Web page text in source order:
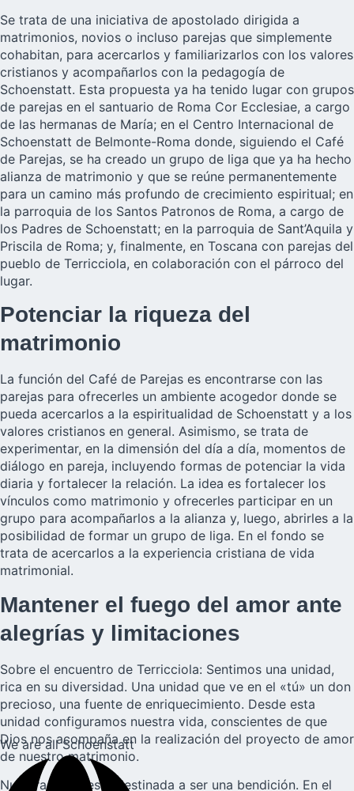
Se trata de una iniciativa de apostolado dirigida a
matrimonios, novios o incluso parejas que simplemente
cohabitan, para acercarlos y familiarizarlos con los valores
cristianos y acompañarlos con la pedagogía de
Schoenstatt. Esta propuesta ya ha tenido lugar con grupos
de parejas en el santuario de Roma Cor Ecclesiae, a cargo
de las hermanas de María; en el Centro Internacional de
Schoenstatt de Belmonte-Roma donde, siguiendo el Café
de Parejas, se ha creado un grupo de liga que ya ha hecho
alianza de matrimonio y que se reúne permanentemente
para un camino más profundo de crecimiento espiritual; en
la parroquia de los Santos Patronos de Roma, a cargo de
los Padres de Schoenstatt; en la parroquia de Sant’Aquila y
Priscila de Roma; y, finalmente, en Toscana con parejas del
pueblo de Terricciola, en colaboración con el párroco del
lugar.
Potenciar la riqueza del
matrimonio
La función del Café de Parejas es encontrarse con las
parejas para ofrecerles un ambiente acogedor donde se
pueda acercarlos a la espiritualidad de Schoenstatt y a los
valores cristianos en general. Asimismo, se trata de
experimentar, en la dimensión del día a día, momentos de
diálogo en pareja, incluyendo formas de potenciar la vida
diaria y fortalecer la relación. La idea es fortalecer los
vínculos como matrimonio y ofrecerles participar en un
grupo para acompañarlos a la alianza y, luego, abrirles a la
posibilidad de formar un grupo de liga. En el fondo se
trata de acercarlos a la experiencia cristiana de vida
matrimonial.
Mantener el fuego del amor ante
alegrías y limitaciones
Sobre el encuentro de Terricciola: Sentimos una unidad,
rica en su diversidad. Una unidad que ve en el «tú» un don
precioso, una fuente de enriquecimiento. Desde esta
unidad configuramos nuestra vida, conscientes de que
Dios nos acompaña en la realización del proyecto de amor
de nuestro matrimonio.
Nuestra unión está destinada a ser una bendición. En el
We are all Schoenstatt